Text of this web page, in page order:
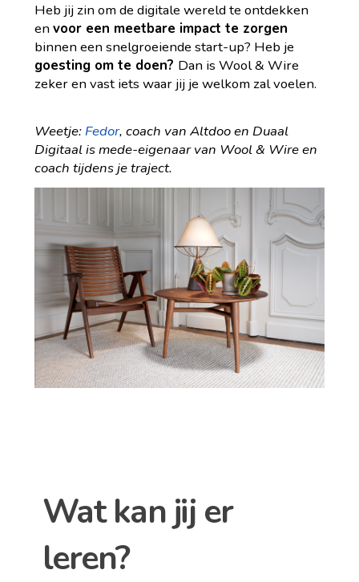
Heb jij zin om de digitale wereld te ontdekken
envoor een meetbare impact te zorgen
binnen een snelgroeiende start-up? Heb je
goesting om te doen? Dan is Wool & Wire
zeker en vast iets waar jij je welkom zal voelen.
Weetje: Fedor, coach van Altdoo en Duaal
Digitaal is mede-eigenaar van Wool & Wire en
coach tijdens je traject.
Wat kan jij er
leren?